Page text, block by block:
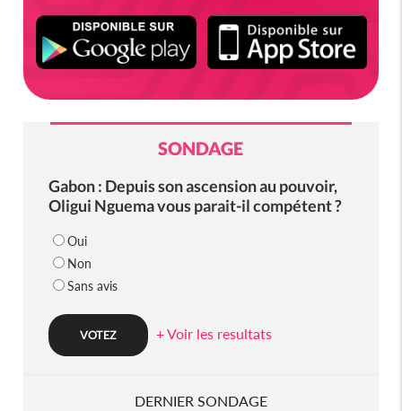
SONDAGE
Gabon : Depuis son ascension au pouvoir,
Oligui Nguema vous parait-il compétent ?
Oui
Non
Sans avis
+ Voir les resultats
DERNIER SONDAGE